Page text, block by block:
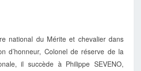
national du Mérite et chevalier dans
d’honneur, Colonel de réserve de la
il succède à Philippe SEVENO,